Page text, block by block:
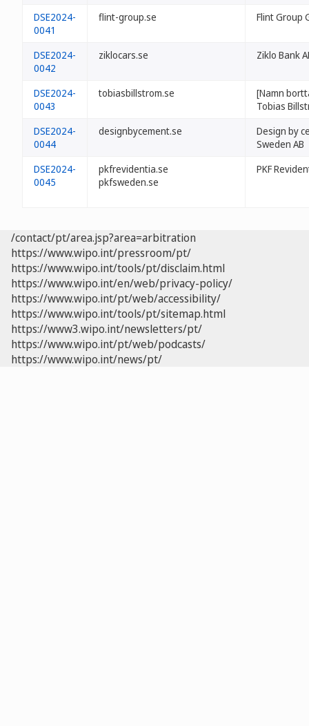
DSE2024-
0041
flint-group.se Flint Group
DSE2024-
0042
ziklocars.se Ziklo Bank
DSE2024-
0043
tobiasbillstrom.se
[Namn
Tobias
DSE2024-
0044
designbycement.se
Design by
Sweden AB
DSE2024-
0045
pkfrevidentia.se
pkfsweden.se
PKF
/contact/pt/area.jsp?area=arbitration
https://www.wipo.int/pressroom/pt/
https://www.wipo.int/tools/pt/disclaim.html
https://www.wipo.int/en/web/privacy-policy/
https://www.wipo.int/pt/web/accessibility/
https://www.wipo.int/tools/pt/sitemap.html
https://www3.wipo.int/newsletters/pt/
https://www.wipo.int/pt/web/podcasts/
https://www.wipo.int/news/pt/